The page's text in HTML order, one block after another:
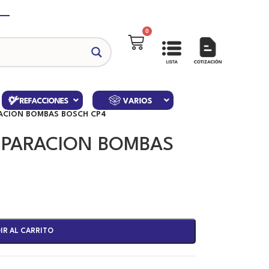
0
BOMBAS BOSCH CP4
BOMBAS
AL CARRITO